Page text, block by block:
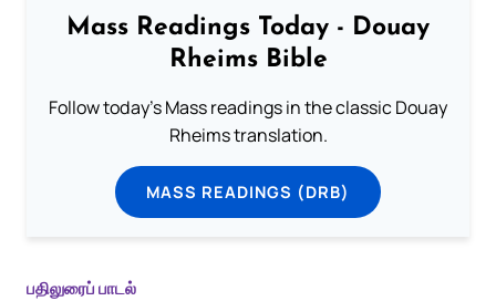
Mass Readings Today - Douay
Rheims Bible
Follow today's Mass readings in the classic Douay
Rheims translation.
MASS READINGS (DRB)
பதிலுரைப் பாடல்